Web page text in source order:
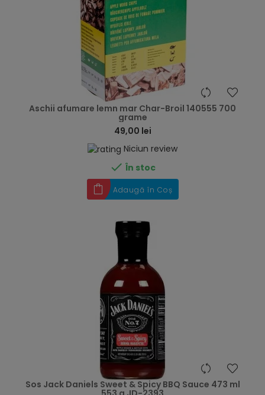
Aschii afumare lemn mar Char-Broil 140555 700
grame
49,00 lei
Niciun review
 În stoc
Adaugă în Coș
Sos Jack Daniels Sweet & Spicy BBQ Sauce 473 ml